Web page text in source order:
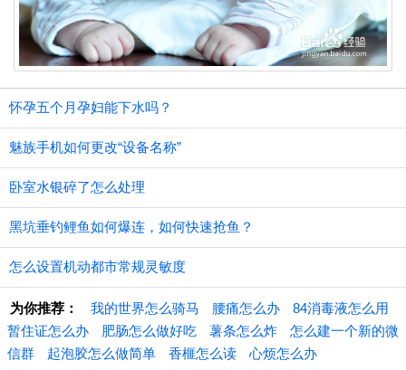
怀孕五个月孕妇能下水吗？
魅族手机如何更改“设备名称”
卧室水银碎了怎么处理
黑坑垂钓鲤鱼如何爆连，如何快速抢鱼？
怎么设置机动都市常规灵敏度
为你推荐： 我的世界怎么骑马 腰痛怎么办
84消毒液怎么用
暂住证怎么办
肥肠怎么做好吃 薯条怎么炸
怎么建一个新的微
信群
起泡胶怎么做简单 香榧怎么读 心烦怎么办